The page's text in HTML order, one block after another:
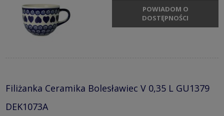
POWIADOM O
DOSTĘPNOŚCI
Filiżanka Ceramika Bolesławiec V 0,35 L GU1379
DEK1073A